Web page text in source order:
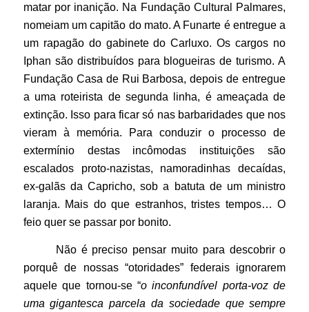
matar por inanição. Na Fundação Cultural Palmares,
nomeiam um capitão do mato. A Funarte é entregue a
um rapagão do gabinete do Carluxo. Os cargos no
Iphan são distribuídos para blogueiras de turismo. A
Fundação Casa de Rui Barbosa, depois de entregue
a uma roteirista de segunda linha, é ameaçada de
extinção. Isso para ficar só nas barbaridades que nos
vieram à memória. Para conduzir o processo de
extermínio destas incômodas instituições são
escalados proto-nazistas, namoradinhas decaídas,
ex-galãs da Capricho, sob a batuta de um ministro
laranja. Mais do que estranhos, tristes tempos… O
feio quer se passar por bonito.
Não é preciso pensar muito para descobrir o
porquê de nossas “otoridades” federais ignorarem
aquele que tornou-se “o inconfundível porta-voz de
uma gigantesca parcela da sociedade que sempre